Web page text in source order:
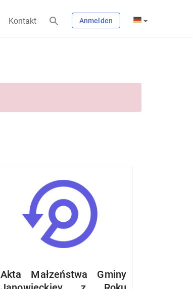
Kontakt Anmelden
Akta Małzeństwa Gminy